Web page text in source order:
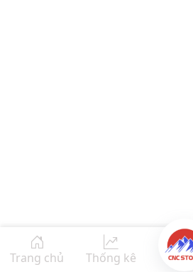
Trang chủ Thống kê